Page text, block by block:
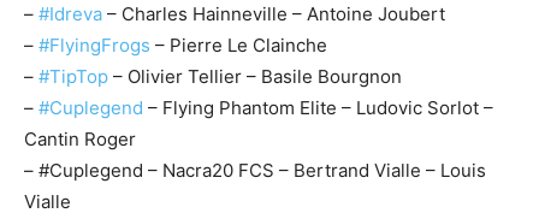
– #Idreva – Charles Hainneville – Antoine Joubert
– #FlyingFrogs – Pierre Le Clainche
– #TipTop – Olivier Tellier – Basile Bourgnon
– #Cuplegend – Flying Phantom Elite – Ludovic Sorlot –
Cantin Roger
– #Cuplegend – Nacra20 FCS – Bertrand Vialle – Louis
Vialle